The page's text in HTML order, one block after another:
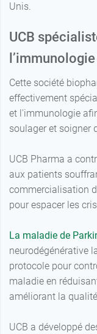
Unis.
UCB
l’immunologie
Cette société
effectivement
et l'immunologie
soulager et soigner
UCB Pharma a
aux patients
commercialisation
pour espacer les
La maladie de
neurodégénérative
protocole pour
maladie en
améliorant la
UCB a développé